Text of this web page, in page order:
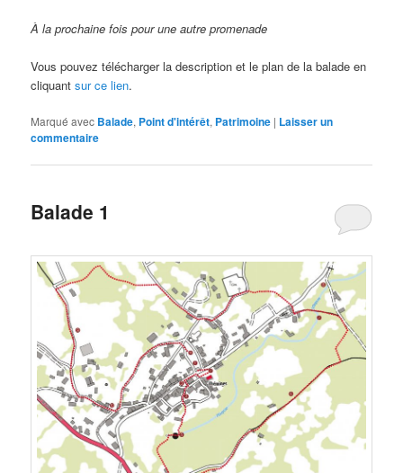
À la prochaine fois pour une autre promenade
Vous pouvez télécharger la description et le plan de la balade en
cliquantsur ce lien.
Marqué avec Balade, Point d'intérêt, Patrimoine | Laisser un
commentaire
Balade 1